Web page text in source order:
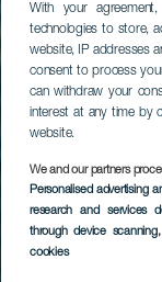
With your
technologies to store,
website, IP addresses
consent to process
can withdraw your
interest at any time by
website.
We and our partners
Personalised advertising
research and services
through device scanning
cookies